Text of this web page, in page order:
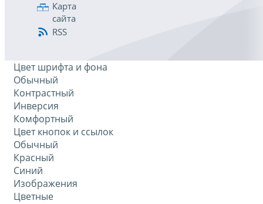
Карта
сайта
RSS
Цвет шрифта и фона
Обычный
Контрастный
Инверсия
Комфортный
Цвет кнопок и ссылок
Обычный
Красный
Синий
Изображения
Цветные